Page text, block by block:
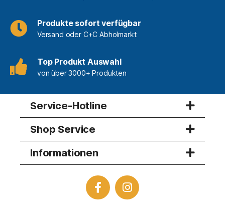
Produkte sofort verfügbar
Versand oder C+C Abholmarkt
Top Produkt Auswahl
von über 3000+ Produkten
Service-Hotline
Shop Service
Informationen